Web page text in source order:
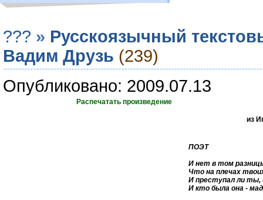
??? » Русскоязычный
Вадим Друзь (239)
Опубликовано: 2009.07.13
Распечатать произведение
из
ПОЭТ
И нет в том
Что на плечах
И преступал ли ты,
И кто была она -